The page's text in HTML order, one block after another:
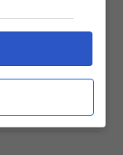
alzi di poco
di funzionare
più
dei